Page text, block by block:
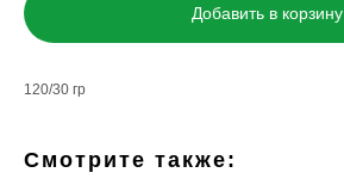
Добавить в корзину
120/30 гр
Смотрите также: